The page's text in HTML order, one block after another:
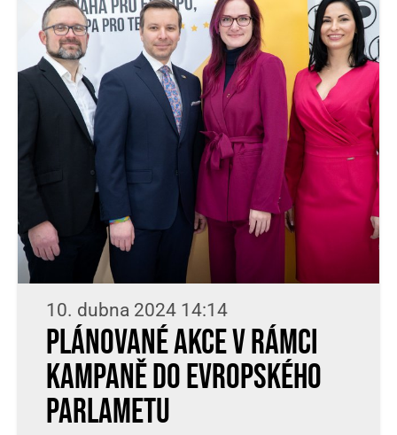
10. dubna 2024 14:14
Plánované akce v rámci
kampaně do Evropského
Parlametu